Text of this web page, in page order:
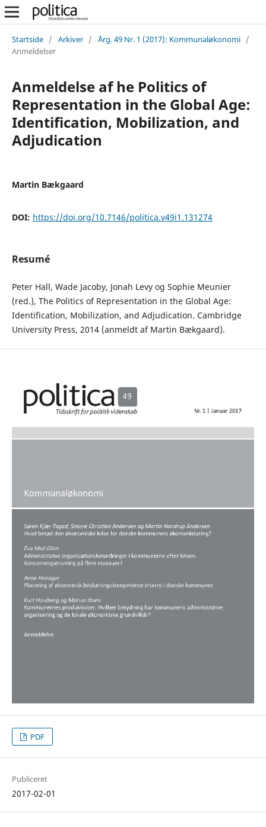
Startside / Arkiver / Årg. 49 Nr. 1 (2017): Kommunaløkonomi /
Anmeldelser
Anmeldelse af he Politics of
Representation in the Global Age:
Identification, Mobilization, and
Adjudication
Martin Bækgaard
DOI: https://doi.org/10.7146/politica.v49i1.131274
Resumé
Peter Hall, Wade Jacoby, Jonah Levy og Sophie Meunier
(red.), The Politics of Representation in the Global Age:
Identification, Mobilization, and Adjudication. Cambridge
University Press, 2014 (anmeldt af Martin Bækgaard).
PDF
Publiceret
2017-02-01